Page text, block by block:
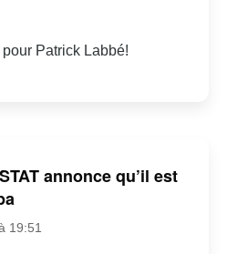
Patrick Labbé!
annonce qu’il est
19:51